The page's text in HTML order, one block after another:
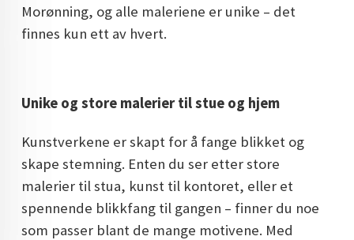
Morønning, og alle maleriene er unike – det
finnes kun ett av hvert.
Unike og store malerier til stue og hjem
Kunstverkene er skapt for å fange blikket og
skape stemning. Enten du ser etter store
malerier til stua, kunst til kontoret, eller et
spennende blikkfang til gangen – finner du noe
som passer blant de mange motivene. Med